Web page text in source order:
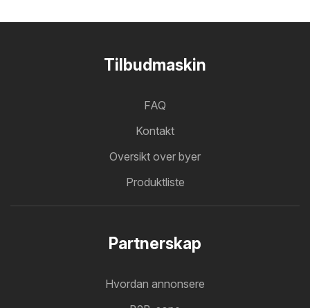
Tilbudmaskin
FAQ
Kontakt
Oversikt over byer
Produktliste
Partnerskap
Hvordan annonsere